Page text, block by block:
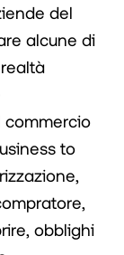
del
alcune di
commercio
to
obblighi